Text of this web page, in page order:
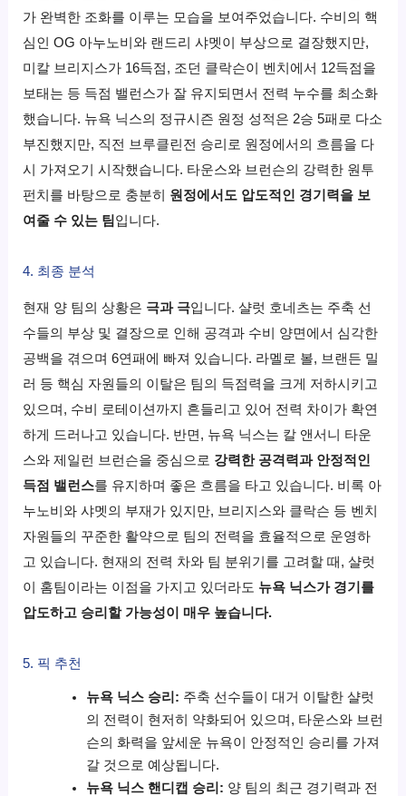
가 완벽한 조화를 이루는 모습을 보여주었습니다. 수비의 핵
심인 OG 아누노비와 랜드리 샤멧이 부상으로 결장했지만,
미칼 브리지스가 16득점, 조던 클락슨이 벤치에서 12득점을
보태는 등 득점 밸런스가 잘 유지되면서 전력 누수를 최소화
했습니다. 뉴욕 닉스의 정규시즌 원정 성적은 2승 5패로 다소
부진했지만, 직전 브루클린전 승리로 원정에서의 흐름을 다
시 가져오기 시작했습니다. 타운스와 브런슨의 강력한 원투
펀치를 바탕으로 충분히 원정에서도 압도적인 경기력을 보
여줄 수 있는 팀입니다.
4. 최종 분석
현재 양 팀의 상황은 극과 극입니다. 샬럿 호네츠는 주축 선
수들의 부상 및 결장으로 인해 공격과 수비 양면에서 심각한
공백을 겪으며 6연패에 빠져 있습니다. 라멜로 볼, 브랜든 밀
러 등 핵심 자원들의 이탈은 팀의 득점력을 크게 저하시키고
있으며, 수비 로테이션까지 흔들리고 있어 전력 차이가 확연
하게 드러나고 있습니다. 반면, 뉴욕 닉스는 칼 앤서니 타운
스와 제일런 브런슨을 중심으로 강력한 공격력과 안정적인
득점 밸런스를 유지하며 좋은 흐름을 타고 있습니다. 비록 아
누노비와 샤멧의 부재가 있지만, 브리지스와 클락슨 등 벤치
자원들의 꾸준한 활약으로 팀의 전력을 효율적으로 운영하
고 있습니다. 현재의 전력 차와 팀 분위기를 고려할 때, 샬럿
이 홈팀이라는 이점을 가지고 있더라도 뉴욕 닉스가 경기를
압도하고 승리할 가능성이 매우 높습니다.
5. 픽 추천
뉴욕 닉스 승리: 주축 선수들이 대거 이탈한 샬럿
의 전력이 현저히 약화되어 있으며, 타운스와 브런
슨의 화력을 앞세운 뉴욕이 안정적인 승리를 가져
갈 것으로 예상됩니다.
뉴욕 닉스 핸디캡 승리: 양 팀의 최근 경기력과 전